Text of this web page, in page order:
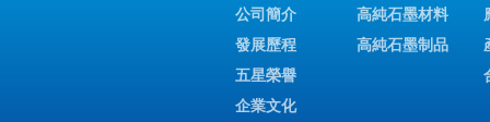
公司簡介
發展歷程
五星榮譽
企業文化
高純石墨材料
高純石墨制品